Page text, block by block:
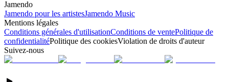
Jamendo
Jamendo pour les artistesJamendo Music
Mentions légales
Conditions générales d'utilisationConditions de ventePolitique de
confidentialitéPolitique des cookiesViolation de droits d'auteur
Suivez-nous